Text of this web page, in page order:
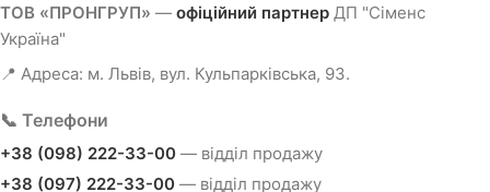
ТОВ «ПРОНГРУП» — офіційний партнер ДП "Сіменс
Україна"
📍 Адреса: м. Львів, вул. Кульпарківська, 93.
📞 Телефони
+38 (098) 222-33-00 — відділ продажу
+38 (097) 222-33-00 — відділ продажу